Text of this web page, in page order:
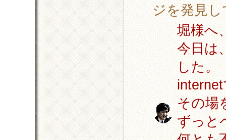
ジを発見
堀様へ
今日は
した。
その場
ずっと